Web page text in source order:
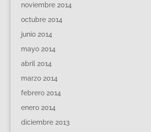
noviembre 2014
octubre 2014
junio 2014
mayo 2014
abril 2014
marzo 2014
febrero 2014
enero 2014
diciembre 2013